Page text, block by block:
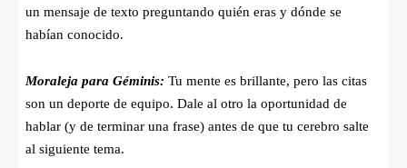
un mensaje de texto preguntando quién eras y dónde se
habían conocido.
Moraleja para Géminis: Tu mente es brillante, pero las citas
son un deporte de equipo. Dale al otro la oportunidad de
hablar (y de terminar una frase) antes de que tu cerebro salte
al siguiente tema.